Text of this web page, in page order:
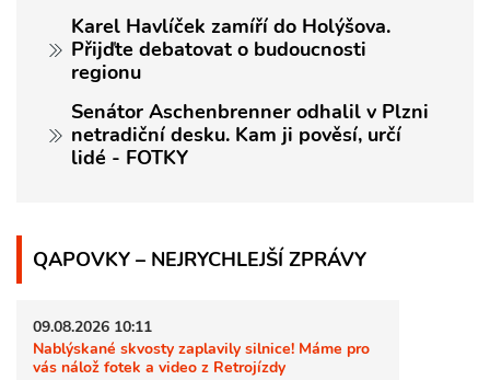
Karel Havlíček zamíří do Holýšova.
Přijďte debatovat o budoucnosti
regionu
Senátor Aschenbrenner odhalil v Plzni
netradiční desku. Kam ji pověsí, určí
lidé - FOTKY
QAPOVKY – NEJRYCHLEJŠÍ ZPRÁVY
09.08.2026 10:11
Nablýskané skvosty zaplavily silnice! Máme pro
vás nálož fotek a video z Retrojízdy